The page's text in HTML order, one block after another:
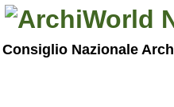
Consiglio Nazionale